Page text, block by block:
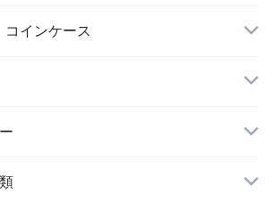
コインケース
ス